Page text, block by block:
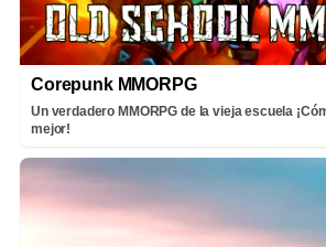
Corepunk MMORPG
Un verdadero MMORPG de la vieja escuela
mejor!